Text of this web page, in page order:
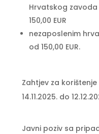
Hrvatskog
150,00 EUR
nezaposlenim
od 150,00 EUR.
Zahtjev za
14.11.2025. do
Javni poziv sa